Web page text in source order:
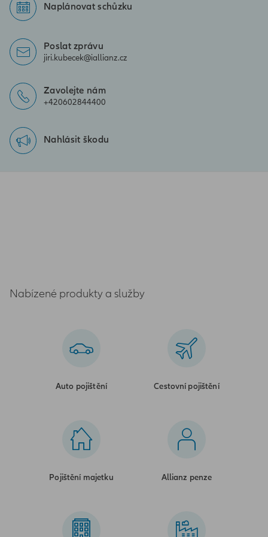
Naplánovat schůzku
Poslat zprávu
jiri.kubecek@iallianz.cz
Zavolejte nám
+420602844400
Nahlásit škodu
Nabízené produkty a služby
Auto pojištění Cestovní pojištění
Pojištění majetku Allianz penze